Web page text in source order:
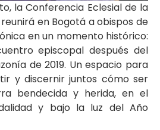
la Conferencia Eclesial de la
en Bogotá a obispos de
en un momento histórico:
episcopal después del
de 2019. Un espacio para
y discernir juntos cómo ser
bendecida y herida, en el
y bajo la luz del Año